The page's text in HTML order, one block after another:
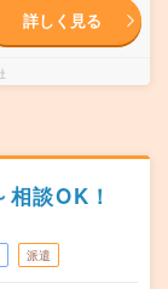
詳しく見る
談OK！
派遣